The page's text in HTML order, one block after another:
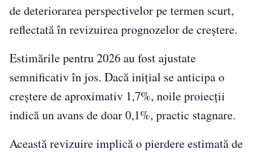
de deteriorarea perspectivelor pe termen scurt,
reflectată în revizuirea prognozelor de creștere.
Estimările pentru 2026 au fost ajustate
semnificativ în jos. Dacă inițial se anticipa o
creștere de aproximativ 1,7%, noile proiecții
indică un avans de doar 0,1%, practic stagnare.
Această revizuire implică o pierdere estimată de